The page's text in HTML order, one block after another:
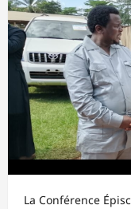
La Conférence